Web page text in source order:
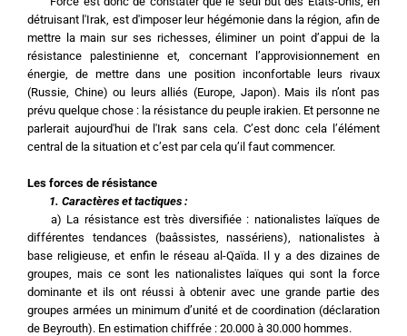
détruisant l'Irak, est d'imposer leur hégémonie dans la région, afin de
mettre la main sur ses richesses, éliminer un point d’appui de la
résistance palestinienne et, concernant l’approvisionnement en
énergie, de mettre dans une position inconfortable leurs rivaux
(Russie, Chine) ou leurs alliés (Europe, Japon). Mais ils n’ont pas
prévu quelque chose : la résistance du peuple irakien. Et personne ne
parlerait aujourd'hui de l'Irak sans cela. C’est donc cela l’élément
central de la situation et c’est par cela qu’il faut commencer.
Les forces de résistance
1. Caractères et tactiques :
	a) La résistance est très diversifiée : nationalistes laïques de
différentes tendances (baâssistes, nassériens), nationalistes à
base religieuse, et enfin le réseau al-Qaïda. Il y a des dizaines de
groupes, mais ce sont les nationalistes laïques qui sont la force
dominante et ils ont réussi à obtenir avec une grande partie des
groupes armées un minimum d’unité et de coordination (déclaration
de Beyrouth). En estimation chiffrée : 20.000 à 30.000 hommes.